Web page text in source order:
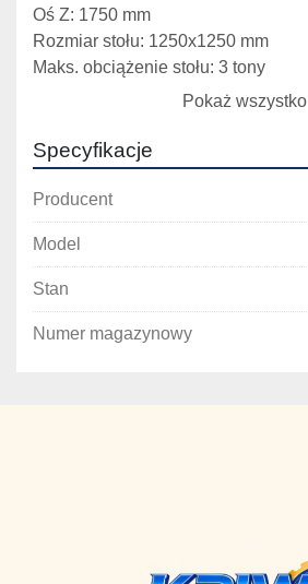
Oś Z: 1750 mm
Rozmiar stołu: 1250x1250 mm
Maks. obciążenie stołu: 3 tony
Średnica tarczy: 600 mmPokaż wszystko
Specyfikacje
Producent
Model
Stan
Numer magazynowy